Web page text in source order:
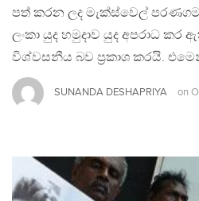
පත් කරන ලද මැක්ස්වෙල් පරණගම
ලංකා යුද හමුදාව යුද අපරාධ
විශ්වසනීය බව ප්‍රකාශ කරයි.
SUNANDA DESHAPRIYA on